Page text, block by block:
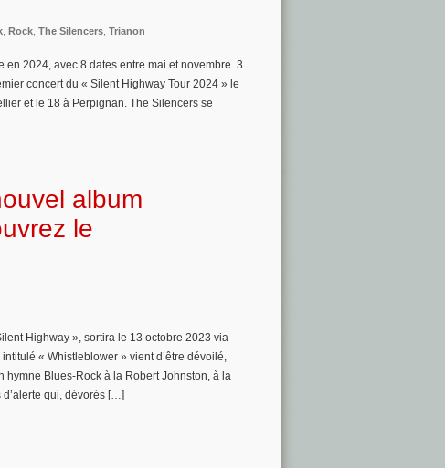
Rock The Silencers Trianon
2024, avec 8 dates entre mai et novembre. 3
concert du « Silent Highway Tour 2024 » le
et le 18 à Perpignan. The Silencers se
album
le
Highway », sortira le 13 octobre 2023 via
« Whistleblower » vient d’être dévoilé,
hymne Blues-Rock à la Robert Johnston, à la
qui, dévorés […]